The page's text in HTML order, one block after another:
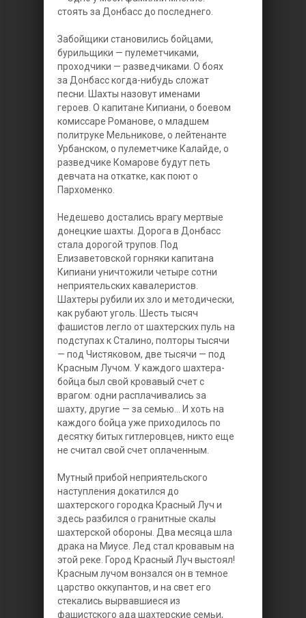
стоять за Донбасс до последнего.
Забойщики становились бойцами,
бурильщики — пулеметчиками,
проходчики — разведчиками. О боях
за Донбасс когда-нибудь сложат
песни. Шахты назовут именами
героев. О капитане Кипиани, о боевом
комиссаре Романове, о младшем
политруке Мельникове, о лейтенанте
Урбанском, о пулеметчике Калайде, о
разведчике Комарове будут петь
девчата на откатке, как поют о
Пархоменко.
Недешево достались врагу мертвые
донецкие шахты. Дорога в Донбасс
стала дорогой трупов. Под
Елизаветовской горняки капитана
Кипиани уничтожили четыре сотни
неприятельских кавалеристов.
Шахтеры рубили их зло и методически,
как рубают уголь. Шесть тысяч
фашистов легло от шахтерских пуль на
подступах к Сталино, полторы тысячи
— под Чистяковом, две тысячи — под
Красным Лучом. У каждого шахтера-
бойца был свой кровавый счет с
врагом: одни расплачивались за
шахту, другие — за семью... И хоть на
каждого бойца уже приходилось по
десятку битых гитлеровцев, никто еще
не считал свой счет оплаченным.
Мутный прибой неприятельского
наступления докатился до
шахтерского городка Красный Луч и
здесь разбился о гранитные скалы
шахтерской обороны. Два месяца шла
драка на Миусе. Лед стал кровавым на
этой реке. Город Красный Луч выстоял!
Красным лучом вонзался он в темное
царство оккупантов, и на свет его
стекались вырвавшиеся из
фашистского ада шахтерские семьи,